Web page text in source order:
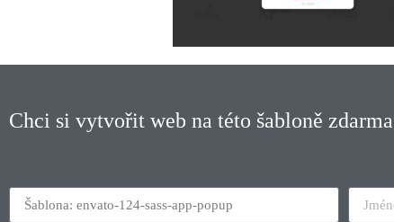
Chci si vytvořit web na této šabloně zdarma